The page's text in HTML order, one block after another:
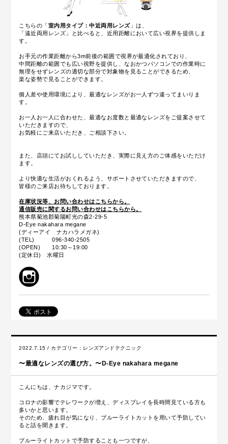
こちらの「室内用タイプ：中近両用レンズ」は、
「遠近両用レンズ」と比べると、近用距離において広い視界を提供しま
す。
お手元の作業距離から3m前後の範囲で視界が最適化されており、
中間距離の範囲でも広い視野を提供し、なおかつパソコンでの作業時に
無理をせずレンズの適切な部分で対象物を見ることができるため、
楽な姿勢で見ることができます。
個人差や使用環境により、最適なレンズがお一人ずつ違ってまいりま
す。
お一人お一人に合わせた、最適なお度数と最適なレンズをご提案させて
いただきますので、
お気軽にご来店いただき、ご相談下さい。
また、店頭にてお試ししていただき、実際に見え方のご体感をいただけ
ます。
より快適な生活がおくれるよう、サポートさせていただきますので、
皆様のご来店お待ちしております。
在庫状況等、お問い合わせはこちらから。
通信販売に関するお問い合わせはこちらから。
熊本県菊池郡菊陽町光の森2-29-5
D-Eye nakahara megane
(ディーアイ ナカハラメガネ)
(TEL) 096-340-2505
(OPEN) 10:30～19:00
(定休日) 水曜日
2022.7.15 / カテゴリー： レンズアンドテクニック
〜最適なレンズの選び方。〜D-Eye nakahara megane
こんにちは、ナカジマです。
コロナの影響でテレワークが増え、ディスプレイを長時間見ている方も
多いかと思います。
そのため、疲れ目が気になり、ブルーライトカットを用いて予防してい
ると話を聞きます。
ブルーライトカットで予防することも一つですが、